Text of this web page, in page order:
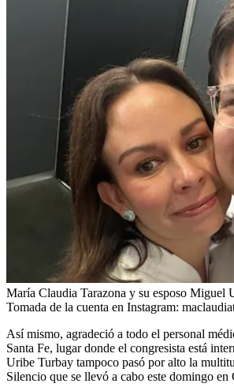
María Claudia Tarazona y su esposo Miguel
Tomada de la cuenta en Instagram:
Así mismo, agradeció a todo el personal
Santa Fe, lugar donde el congresista está
Uribe Turbay tampoco pasó por alto la
Silencio que se llevó a cabo este domingo en